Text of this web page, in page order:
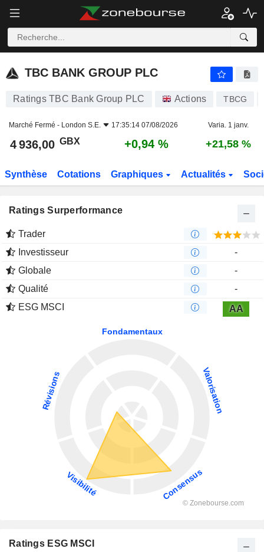
TBC BANK GROUP PLC
TBC BANK GROUP PLC
Ratings TBC Bank Group PLC Actions TBCG
Marché Fermé - London S.E. 17:35:14 07/08/2026 Varia. 1 janv.
4 936,00 GBX +0,94 % +21,58 %
Synthèse Cotations Graphiques Actualités
Ratings Surperformance
Trader
Investisseur
-
Globale
-
Qualité
-
ESG MSCI
AA
Ratings ESG MSCI